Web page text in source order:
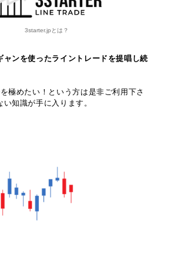
3starter.jpとは？
ャンを使ったライントレードを提唱し続
極めたい！という方は是非ご利用下さ
知識が手に入ります。